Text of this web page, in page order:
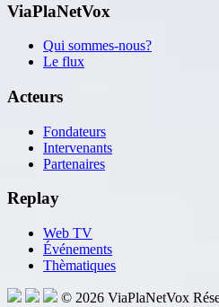
ViaPlaNetVox
Qui sommes-nous?
Le flux
Acteurs
Fondateurs
Intervenants
Partenaires
Replay
Web TV
Événements
Thèmatiques
© 2026 ViaPlaNetVox